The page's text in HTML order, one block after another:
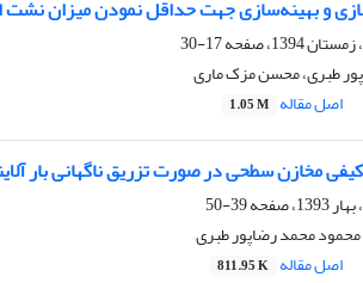
و بهینه‌سازی جهت حداقل نمودن میزان نشت
17-30
طبری، محسن مزک ماری
اصل مقاله 1.05 M
مخازن سطحی در صورت تزریق ناگهانی بار
39-50
محمد رضاپور طبری
اصل مقاله 811.95 K